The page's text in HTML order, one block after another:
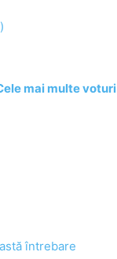
mai multe voturi
întrebare